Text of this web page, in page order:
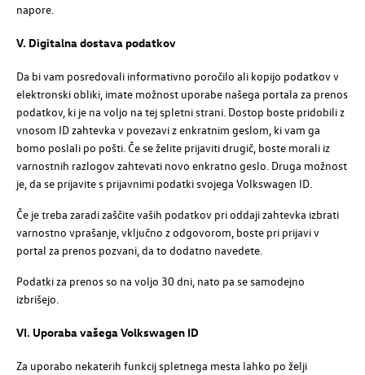
napore.
V. Digitalna dostava podatkov
Da bi vam posredovali informativno poročilo ali kopijo podatkov v
elektronski obliki, imate možnost uporabe našega portala za prenos
podatkov, ki je na voljo na tej spletni strani. Dostop boste pridobili z
vnosom ID zahtevka v povezavi z enkratnim geslom, ki vam ga
bomo poslali po pošti. Če se želite prijaviti drugič, boste morali iz
varnostnih razlogov zahtevati novo enkratno geslo. Druga možnost
je, da se prijavite s prijavnimi podatki svojega Volkswagen ID.
Če je treba zaradi zaščite vaših podatkov pri oddaji zahtevka izbrati
varnostno vprašanje, vključno z odgovorom, boste pri prijavi v
portal za prenos pozvani, da to dodatno navedete.
Podatki za prenos so na voljo 30 dni, nato pa se samodejno
izbrišejo.
VI. Uporaba vašegaVolkswagen ID
Za uporabo nekaterih funkcij spletnega mesta lahko po želji